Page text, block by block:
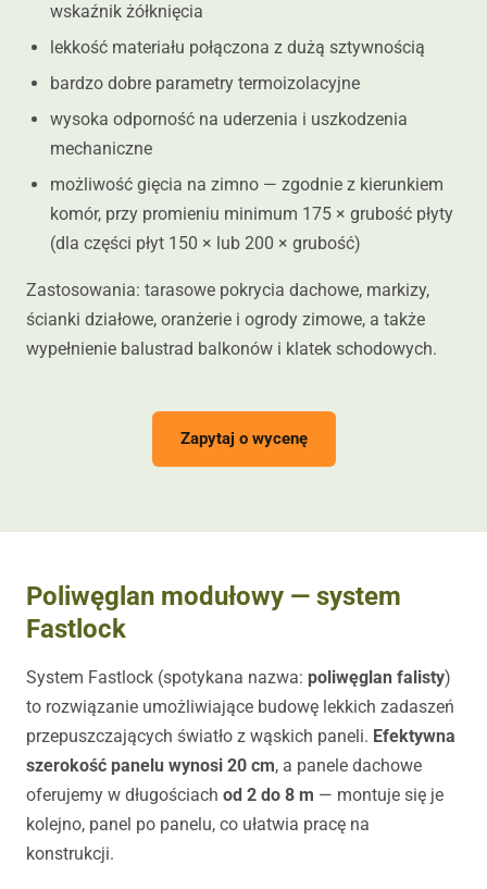
wskaźnik żółknięcia
lekkość materiału połączona z dużą sztywnością
bardzo dobre parametry termoizolacyjne
wysoka odporność na uderzenia i uszkodzenia
mechaniczne
możliwość gięcia na zimno — zgodnie z kierunkiem
komór, przy promieniu minimum 175 × grubość płyty
(dla części płyt 150 × lub 200 × grubość)
Zastosowania: tarasowe pokrycia dachowe, markizy,
ścianki działowe, oranżerie i ogrody zimowe, a także
wypełnienie balustrad balkonów i klatek schodowych.
Zapytaj o wycenę
Poliwęglan modułowy — system
Fastlock
System Fastlock (spotykana nazwa: poliwęglan falisty)
to rozwiązanie umożliwiające budowę lekkich zadaszeń
przepuszczających światło z wąskich paneli. Efektywna
szerokość panelu wynosi 20 cm, a panele dachowe
oferujemy w długościach od 2 do 8 m — montuje się je
kolejno, panel po panelu, co ułatwia pracę na
konstrukcji.